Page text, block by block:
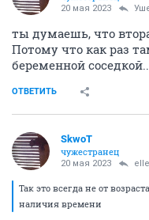
20 мая 2023
ты думаешь, что
Потому что как раз
беременной
ОТВЕТИТЬ
SkwоT
чужестранец
20 мая 2023
Так это всегда не от
наличия времени